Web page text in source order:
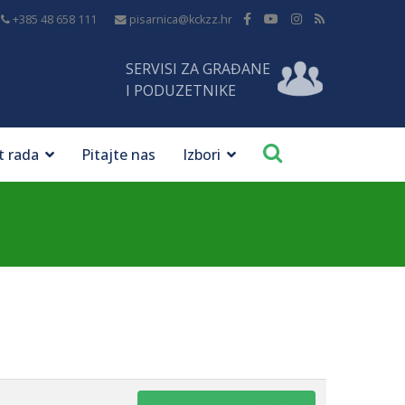
+385 48 658 111 pisarnica@kckzz.hr
SERVISI ZA GRAĐANE
I PODUZETNIKE
rada Pitajte nas Izbori